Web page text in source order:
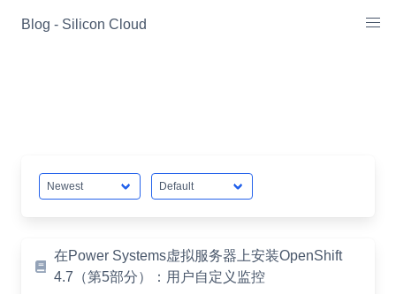
Blog - Silicon Cloud
在Power Systems虚拟服务器上安装OpenShift
4.7（第5部分）：用户自定义监控